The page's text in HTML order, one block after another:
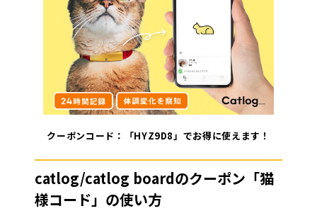
クーポンコード：「HYZ9D8」でお得に使えます！
catlog/catlog boardのクーポン「猫
様コード」の使い方